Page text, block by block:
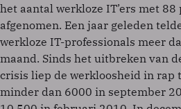
het aantal werkloze IT’ers met 88
afgenomen. Een jaar geleden
werkloze IT-professionals meer
maand. Sinds het uitbreken van
crisis liep de werkloosheid in rap
minder dan 6000 in september